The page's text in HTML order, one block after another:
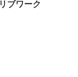
ブワーク